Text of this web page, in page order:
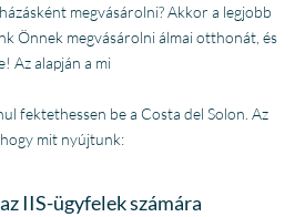
megvásárolni? Akkor a legjobb
Önnek megvásárolni álmai otthonát, és
Az alapján a mi
fektethessen be a Costa del Solon. Az
mit nyújtunk:
IIS-ügyfelek számára